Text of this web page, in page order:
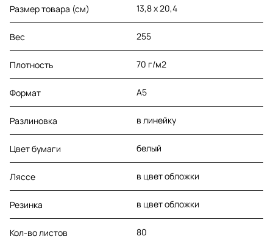
Размер товара (см) 13,8 х 20,4
Вес 255
Плотность 70 г/м2
Формат A5
Разлиновка в линейку
Цвет бумаги белый
Ляссе в цвет обложки
Резинка в цвет обложки
Кол-во листов 80